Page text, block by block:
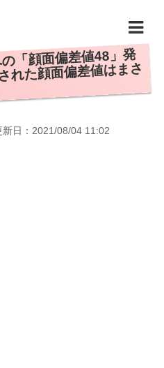
「顔面偏差値48」発
れた顔面偏差値はまさ
日： 2021/08/04 11:02